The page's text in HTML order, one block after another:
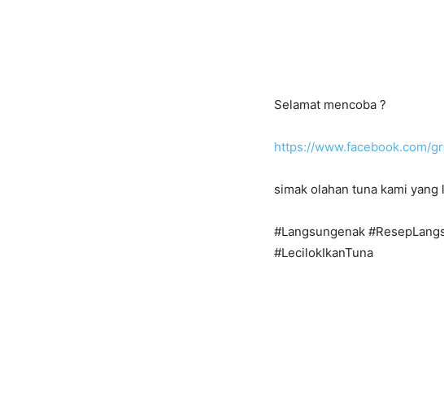
Selamat mencoba ?
https://www.facebook.com/
simak olahan tuna kami yang
#Langsungenak
#LecilokIkanTuna